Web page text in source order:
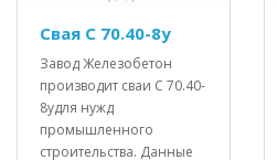
Свая С 70.40-8у
Завод Железобетон
производит сваи С 70.40-
8удля нужд
промышленного
строительства. Данные